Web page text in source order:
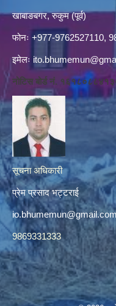
खाबाङबगर, रुकुम (पूर्व)
फोनः +977-9762527110,
इमेलः
नोटिस बोर्ड नं.
सूचना अधिकारी
प्रेम प्रसाद भट्टराई
io.bhumemun@gmail.com
9869331333